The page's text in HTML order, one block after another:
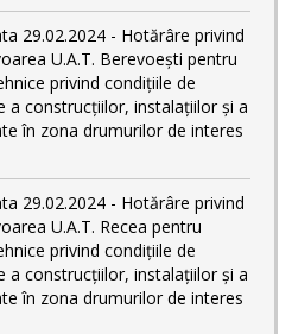
29.02.2024 - Hotărâre privind
U.A.T. Berevoești pentru
privind condiţiile de
a construcţiilor, instalaţiilor şi a
în zona drumurilor de interes
29.02.2024 - Hotărâre privind
U.A.T. Recea pentru
privind condiţiile de
a construcţiilor, instalaţiilor şi a
în zona drumurilor de interes